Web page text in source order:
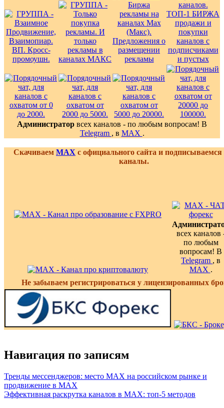
Администратор всех каналов - по любым вопросам! В
Telegram , в MAX .
Скачиваем MAX с официального сайта и
каналы.
всех каналов
по любым
вопросам! В
Telegram , в
MAX .
Не забываем регистрироваться у лицензированных
Навигация по записям
Тренды мессенджеров: место MAX на российском рынке и
продвижение в MAX
Эффективная раскрутка каналов в MAX: топ-5 методов